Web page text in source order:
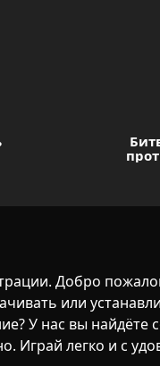
Добро
или
У нас вы
Играй легко и с